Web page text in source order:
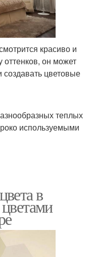
красиво и
оттенков, он может
создавать цветовые
теплых
используемыми
в